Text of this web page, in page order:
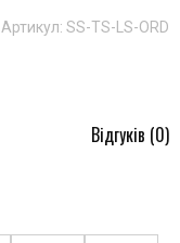
Артикул: SS-TS-LS-ORD
Відгуків (0)